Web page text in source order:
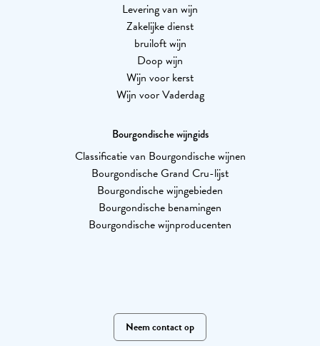
Levering van wijn
Zakelijke dienst
bruiloft wijn
Doop wijn
Wijn voor kerst
Wijn voor Vaderdag
Bourgondische wijngids
Classificatie van Bourgondische wijnen
Bourgondische Grand Cru-lijst
Bourgondische wijngebieden
Bourgondische benamingen
Bourgondische wijnproducenten
Neem contact op